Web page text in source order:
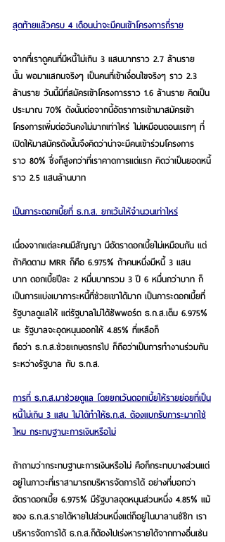
สุดท้ายแล้วครบ 4 เดือนน่าจะมีคนเข้าโครงการกี่ราย
จากที่เราดูคนที่มีหนี้ไม่เกิน 3 แสนบาทราว 2.7 ล้านราย
นั้น พอมาแสกนจริงๆ เป็นคนที่เข้าเงื่อนไขจริงๆ ราว 2.3
ล้านราย วันนี้มีที่สมัครเข้าโครงการราว 1.6 ล้านราย คิดเป็น
ประมาณ 70% ดังนั้นต่อจากนี้อัตราการเข้ามาสมัครเข้า
โครงการเพิ่มต่อวันคงไม่มากเท่าไหร่ ไม่เหมือนตอนแรกๆ ที่
เปิดให้มาสมัครดังนั้นจึงคิดว่าน่าจะมีคนเข้าร่วมโครงการ
ราว 80% ซึ่งก็สูงกว่าที่เราคาดการแต่แรก คิดว่าเป็นยอดหนี้
ราว 2.5 แสนล้านบาท
เป็นภาระดอกเบี้ยที่ ธ.ก.ส. ยกเว้นให้จำนวนเท่าไหร่
เนื่องจากแต่ละคนมีสัญญา มีอัตราดอกเบี้ยไม่เหมือนกัน แต่
ถ้าคิดตาม MRR ก็คือ 6.975% ถ้าคนหนึ่งมีหนี้ 3 แสน
บาท ดอกเบี้ยปีละ 2 หมื่นบาทรวม 3 ปี 6 หมื่นกว่าบาท ก็
เป็นการแบ่งเบาภาระหนี้ที่ช่วยเขาได้มาก เป็นภาระดอกเบี้ยที่
รัฐบาลดูแลให้ แต่รัฐบาลไม่ได้ซัพพอร์ต ธ.ก.ส.เต็ม 6.975%
นะ รัฐบาลจะอุดหนุนออกให้ 4.85% ที่เหลือก็
ถือว่า ธ.ก.ส.ช่วยเกษตรกรไป ก็ถือว่าเป็นการทำงานร่วมกัน
ระหว่างรัฐบาล กับ ธ.ก.ส.
การที่ ธ.ก.ส.มาช่วยดูแล โดยยกเว้นดอกเบี้ยให้รายย่อยที่เป็น
หนี้ไม่เกิน 3 แสน ไม่ได้ทำให้ธ.ก.ส. ต้องแบกรับภาระมากใช่
ไหม กระทบฐานะการเงินหรือไม่
ถ้าถามว่ากระทบฐานะการเงินหรือไม่ คือก็กระทบบางส่วนแต่
อยู่ในภาวะที่เราสามารถบริหารจัดการได้ อย่างที่บอกว่า
อัตราดอกเบี้ย 6.975% มีรัฐบาลอุดหนุนส่วนหนึ่ง 4.85% แม้
ของ ธ.ก.ส.รายได้หายไปส่วนหนึ่งแต่ก็อยู่ในบาลานซ์ชีท เรา
บริหารจัดการได้ ธ.ก.ส.ก็ต้องไปเร่งหารายได้จากทางอื่นเช่น